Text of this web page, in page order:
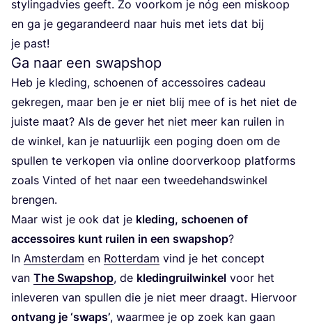
sty­ling­ad­vies geeft. Zo voor­kom je nóg een mis­koop
en ga je gega­ran­deerd naar huis met iets dat bij
je past!
Ga naar een swapshop
Heb je kle­ding, schoe­nen of acces­soi­res cadeau
gekre­gen, maar ben je er niet blij mee of is het niet de
juis­te maat? Als de gever het niet meer kan rui­len in
de win­kel, kan je natuur­lijk een poging doen om de
spul­len te ver­ko­pen via onli­ne door­ver­koop plat­forms
zoals Vin­ted of het naar een twee­de­hands­win­kel
brengen.
Maar wist je ook dat je kle­ding, schoe­nen of
acces­soi­res kunt rui­len in een swap­shop?
In Amster­dam en Rot­ter­dam vind je het con­cept
van The Swap­shop, de kle­ding­ruil­win­kel voor het
inle­ve­ren van spul­len die je niet meer draagt. Hier­voor
ont­vang je ‘swaps’, waar­mee je op zoek kan gaan